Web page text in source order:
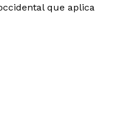
que aplica